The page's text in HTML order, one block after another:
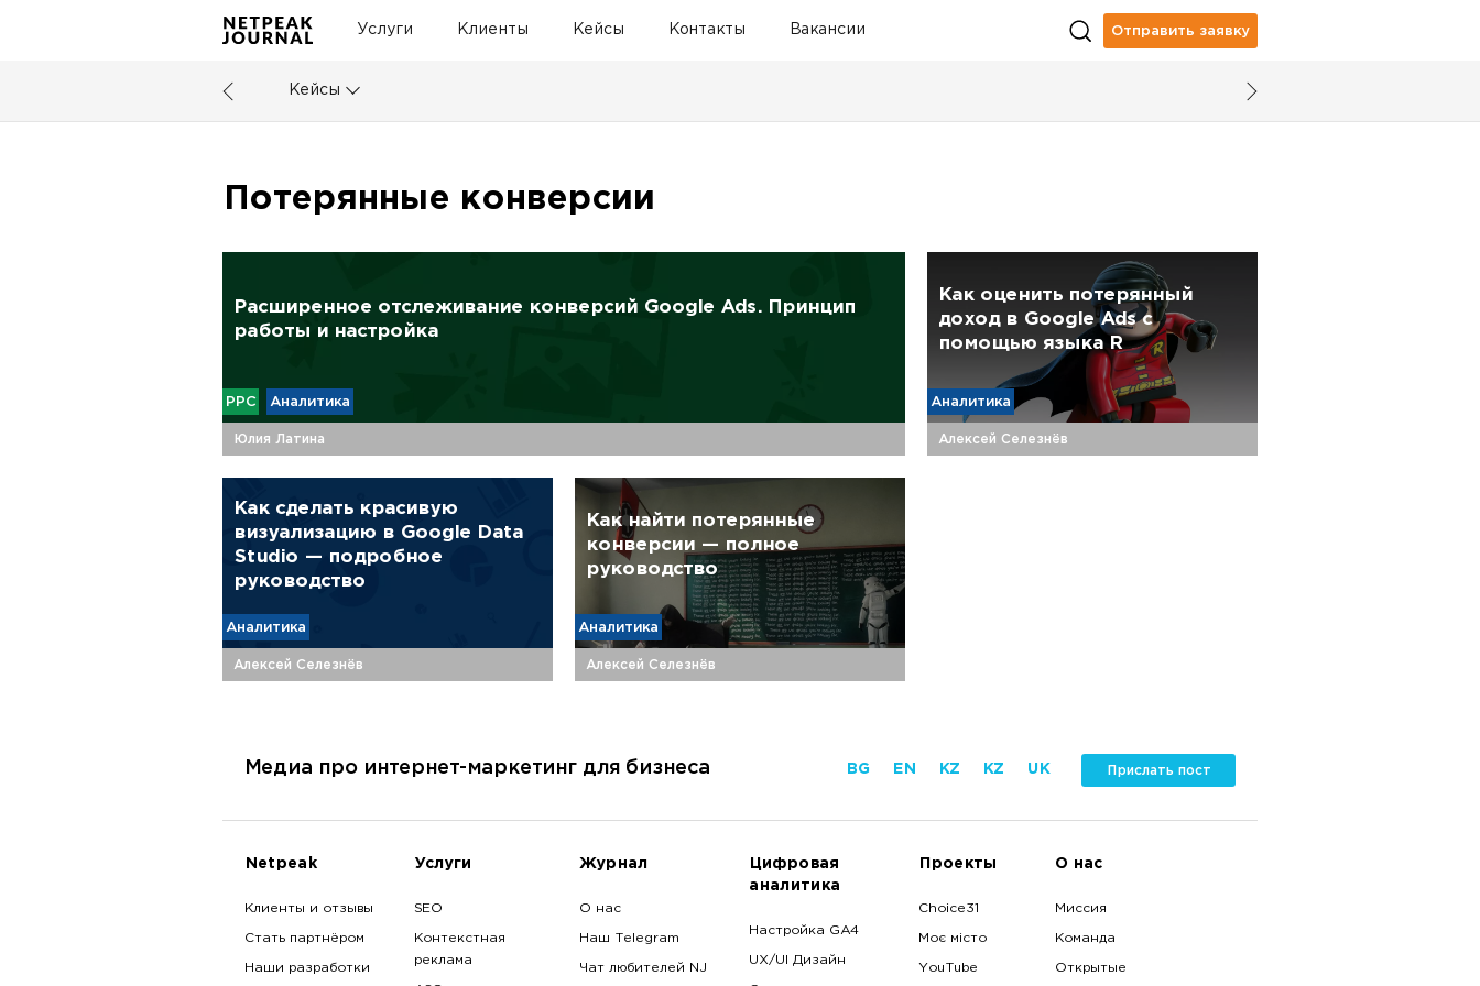
Услуги Клиенты Кейсы Контакты Вакансии Отправить заявку
Кейсы
Потерянные конверсии
Расширенное отслеживание конверсий Google Ads. Принцип
работы и настройка
PPC Аналитика
Юлия Латина
Как оценить потерянный
доход в Google Ads с
помощью языка R
Аналитика
Алексей Селезнёв
Как cделать красивую
визуализацию в Google Data
Studio — подробное
руководство
Аналитика
Алексей Селезнёв
Как найти потерянные
конверсии — полное
руководство
Аналитика
Алексей Селезнёв
Медиа про интернет-маркетинг для бизнеса BG EN KZ KZ UK Прислать пост
Netpeak
Клиенты и отзывы
Стать партнёром
Наши разработки
Услуги
SEO
Контекстная
реклама
Журнал
О нас
Наш Telegram
Чат любителей NJ
Цифровая
аналитика
Настройка GA4
UX/UI Дизайн
Проекты
Choice31
Моє місто
YouTube
О нас
Миссия
Команда
Открытые